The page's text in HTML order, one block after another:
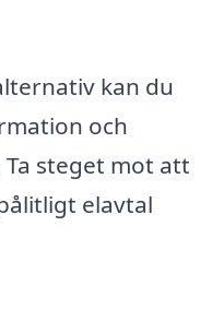
kan du
och
steget mot att
elavtal